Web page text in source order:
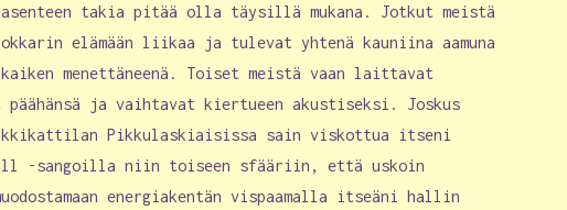
takia pitää olla täysillä mukana. Jotkut meistä
elämään liikaa ja tulevat yhtenä kauniina aamuna
kaiken menettäneenä. Toiset meistä vaan laittavat
ja vaihtavat kiertueen akustiseksi. Joskus
Pikkulaskiaisissa sain viskottua itseni
-sangoilla niin toiseen sfääriin, että uskoin
energiakentän vispaamalla itseäni hallin